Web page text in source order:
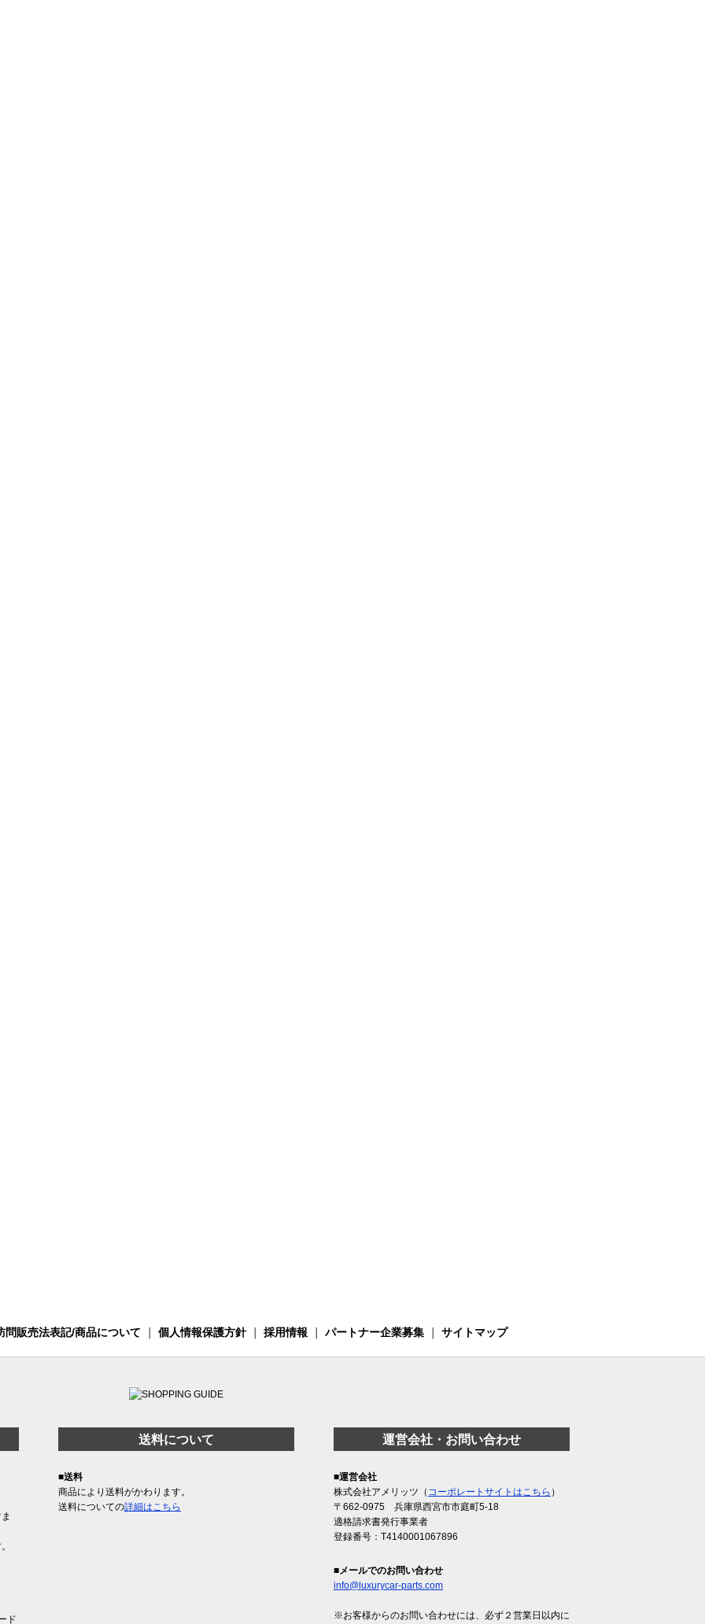
問販売法表記/商品について 個人情報保護方針｜ 採用情報 パートナー企業募集 サイトマップ
ド
送料について
■送料
商品により送料がかわります。
送料についての詳細はこちら
運営会社・お問い合わせ
■運営会社
株式会社アメリッツ（ コーポレートサイトはこちら ）
〒662-0975 兵庫県西宮市市庭町5-18
適格請求書発行事業者
登録番号：T4140001067896
■メールでのお問い合わせ
info@luxurycar-parts.com
※お客様からのお問い合わせには、必ず２営業日以内に